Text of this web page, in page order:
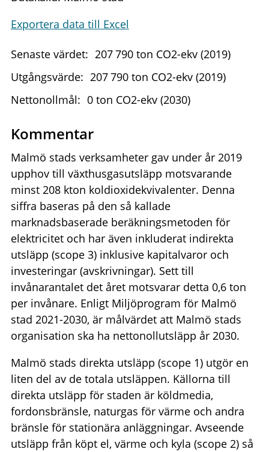
Exportera data till Excel
Senaste värdet: 207790 ton CO2-ekv (2019)
Utgångsvärde: 207790 ton CO2-ekv (2019)
Nettonollmål: 0 ton CO2-ekv (2030)
Kommentar
Malmö stads verksamheter gav under år 2019
upphov till växthusgasutsläpp motsvarande
minst 208 kton koldioxidekvivalenter. Denna
siffra baseras på den så kallade
marknadsbaserade beräkningsmetoden för
elektricitet och har även inkluderat indirekta
utsläpp (scope 3) inklusive kapitalvaror och
investeringar (avskrivningar). Sett till
invånarantalet det året motsvarar detta 0,6 ton
per invånare. Enligt Miljöprogram för Malmö
stad 2021-2030, är målvärdet att Malmö stads
organisation ska ha nettonollutsläpp år 2030.
Malmö stads direkta utsläpp (scope 1) utgör en
liten del av de totala utsläppen. Källorna till
direkta utsläpp för staden är köldmedia,
fordonsbränsle, naturgas för värme och andra
bränsle för stationära anläggningar. Avseende
utsläpp från köpt el, värme och kyla (scope 2) så